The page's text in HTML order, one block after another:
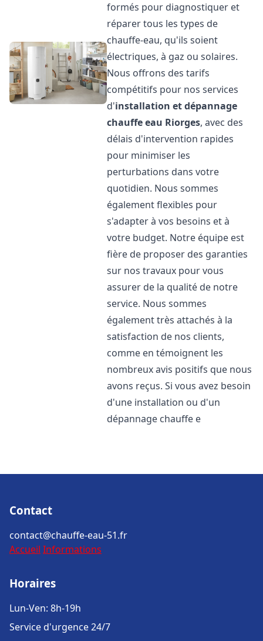
formés pour diagnostiquer et
réparer tous les types de
chauffe-eau, qu'ils soient
électriques, à gaz ou solaires.
Nous offrons des tarifs
compétitifs pour nos services
d'installation et dépannage
chauffe eau Riorges, avec des
délais d'intervention rapides
pour minimiser les
perturbations dans votre
quotidien. Nous sommes
également flexibles pour
s'adapter à vos besoins et à
votre budget. Notre équipe est
fière de proposer des garanties
sur nos travaux pour vous
assurer de la qualité de notre
service. Nous sommes
également très attachés à la
satisfaction de nos clients,
comme en témoignent les
nombreux avis positifs que nous
avons reçus. Si vous avez besoin
d'une installation ou d'un
dépannage chauffe e
Contact
contact@chauffe-eau-51.fr
Accueil Informations
Horaires
Lun-Ven: 8h-19h
Service d'urgence 24/7